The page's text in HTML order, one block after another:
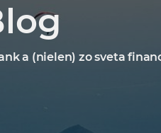
a (nielen) zo sveta